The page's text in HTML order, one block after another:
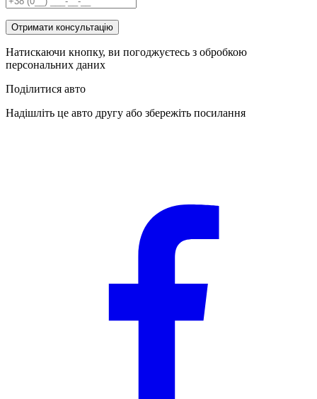
Отримати консультацію
Натискаючи кнопку, ви погоджуєтесь з обробкою
персональних даних
Поділитися авто
Надішліть це авто другу або збережіть посилання